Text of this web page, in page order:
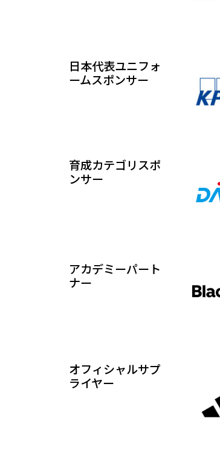
日本代表ユニフォ
ームスポンサー
育成カテゴリスポ
ンサー
アカデミーパート
ナー
オフィシャルサプ
ライヤー